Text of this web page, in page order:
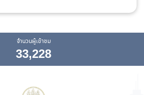
จำนวนผู้เข้าชม
33,228